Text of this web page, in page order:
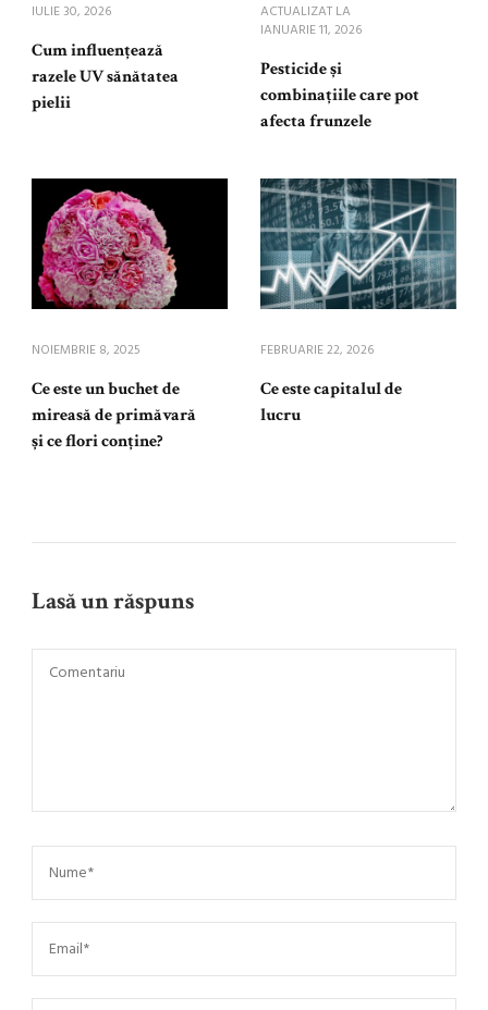
IULIE 30, 2026
Cum influențează
razele UV sănătatea
pielii
ACTUALIZAT LA
IANUARIE 11, 2026
Pesticide și
combinațiile care pot
afecta frunzele
NOIEMBRIE 8, 2025
Ce este un buchet de
mireasă de primăvară
și ce flori conține?
FEBRUARIE 22, 2026
Ce este capitalul de
lucru
Lasă un răspuns